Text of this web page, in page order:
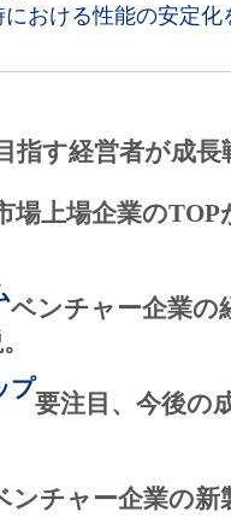
おける性能の安定化
指す経営者が成
場上場企業の
ベンチャー企業の
プ
要注目、今後の
ンチャー企業の新